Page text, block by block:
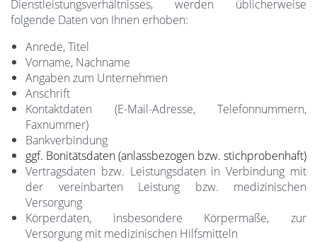
Dienstleistungsverhältnisses, werden üblicherweise
folgende Daten von Ihnen erhoben:
Anrede, Titel
Vorname, Nachname
Angaben zum Unternehmen
Anschrift
Kontaktdaten (E-Mail-Adresse, Telefonnummern,
Faxnummer)
Bankverbindung
ggf. Bonitätsdaten (anlassbezogen bzw. stichprobenhaft)
Vertragsdaten bzw. Leistungsdaten in Verbindung mit
der vereinbarten Leistung bzw. medizinischen
Versorgung
Körperdaten, insbesondere Körpermaße, zur
Versorgung mit medizinischen Hilfsmitteln